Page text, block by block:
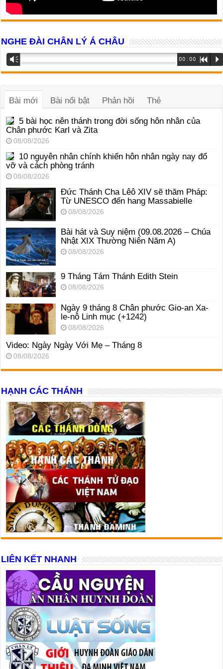
NGHE ĐÀI CHÂN LÝ Á CHÂU
Trình
phát
Vm 00:00 R P
Bài mới Bài nổi bật Phản hồi Thẻ
5 bài học nên thánh trong đời sống hôn nhân của
Chân phước Karl và Zita
08/08/2026
10 nguyên nhân chính khiến hôn nhân ngày nay đổ
vỡ và cách phòng tránh
08/08/2026
Đức Thánh Cha Lêô XIV sẽ thăm Pháp:
Từ UNESCO đến hang Massabielle
08/08/2026
Bài hát và Suy niệm (09.08.2026 – Chúa
Nhật XIX Thường Niên Năm A)
08/08/2026
9 Tháng Tám Thánh Edith Stein
08/08/2026
Ngày 9 tháng 8 Chân phước Gio-an Xa-
le-nô Linh mục (+1242)
08/08/2026
Video: Ngày Ngày Với Mẹ – Tháng 8
08/08/2026
HẠNH CÁC THÁNH
LIÊN KẾT NHANH